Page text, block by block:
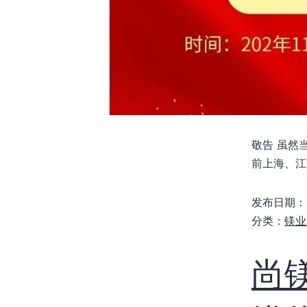
敬告 虽然
前上海、
发布日期：
分类： 镁
尚